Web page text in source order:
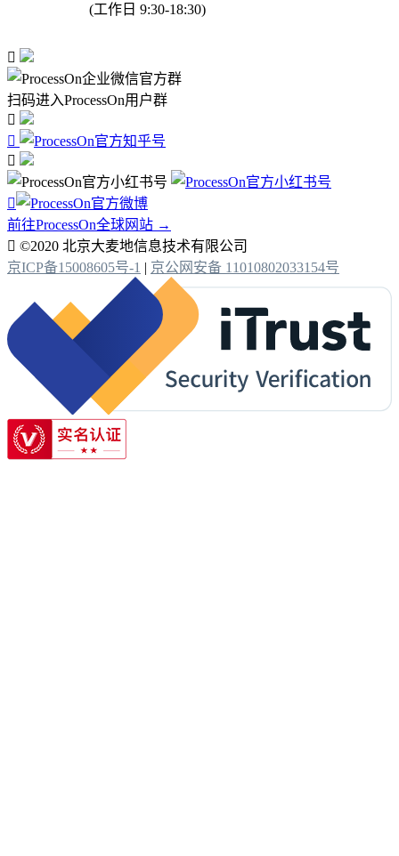
(工作日 9:30-18:30)

扫码进入ProcessOn用户群




前往ProcessOn全球网站 →
 ©2020 北京大麦地信息技术有限公司
京ICP备15008605号-1 | 京公网安备 11010802033154号